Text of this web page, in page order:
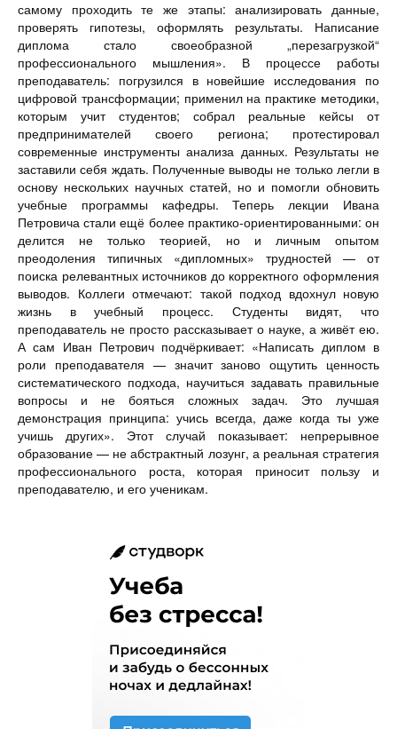
самому проходить те же этапы: анализировать данные,
проверять гипотезы, оформлять результаты. Написание
диплома стало своеобразной „перезагрузкой“
профессионального мышления». В процессе работы
преподаватель: погрузился в новейшие исследования по
цифровой трансформации; применил на практике методики,
которым учит студентов; собрал реальные кейсы от
предпринимателей своего региона; протестировал
современные инструменты анализа данных. Результаты не
заставили себя ждать. Полученные выводы не только легли в
основу нескольких научных статей, но и помогли обновить
учебные программы кафедры. Теперь лекции Ивана
Петровича стали ещё более практико‑ориентированными: он
делится не только теорией, но и личным опытом
преодоления типичных «дипломных» трудностей — от
поиска релевантных источников до корректного оформления
выводов. Коллеги отмечают: такой подход вдохнул новую
жизнь в учебный процесс. Студенты видят, что
преподаватель не просто рассказывает о науке, а живёт ею.
А сам Иван Петрович подчёркивает: «Написать диплом в
роли преподавателя — значит заново ощутить ценность
систематического подхода, научиться задавать правильные
вопросы и не бояться сложных задач. Это лучшая
демонстрация принципа: учись всегда, даже когда ты уже
учишь других». Этот случай показывает: непрерывное
образование — не абстрактный лозунг, а реальная стратегия
профессионального роста, которая приносит пользу и
преподавателю, и его ученикам.